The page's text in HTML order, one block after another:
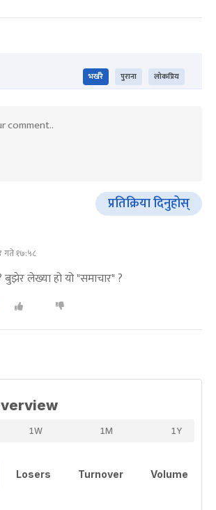
भर्खरै पुराना लोकप्रिय
प्रतिक्रिया दिनुहोस्
गते १७:५८
लेख्या हो यो "समाचार" ?